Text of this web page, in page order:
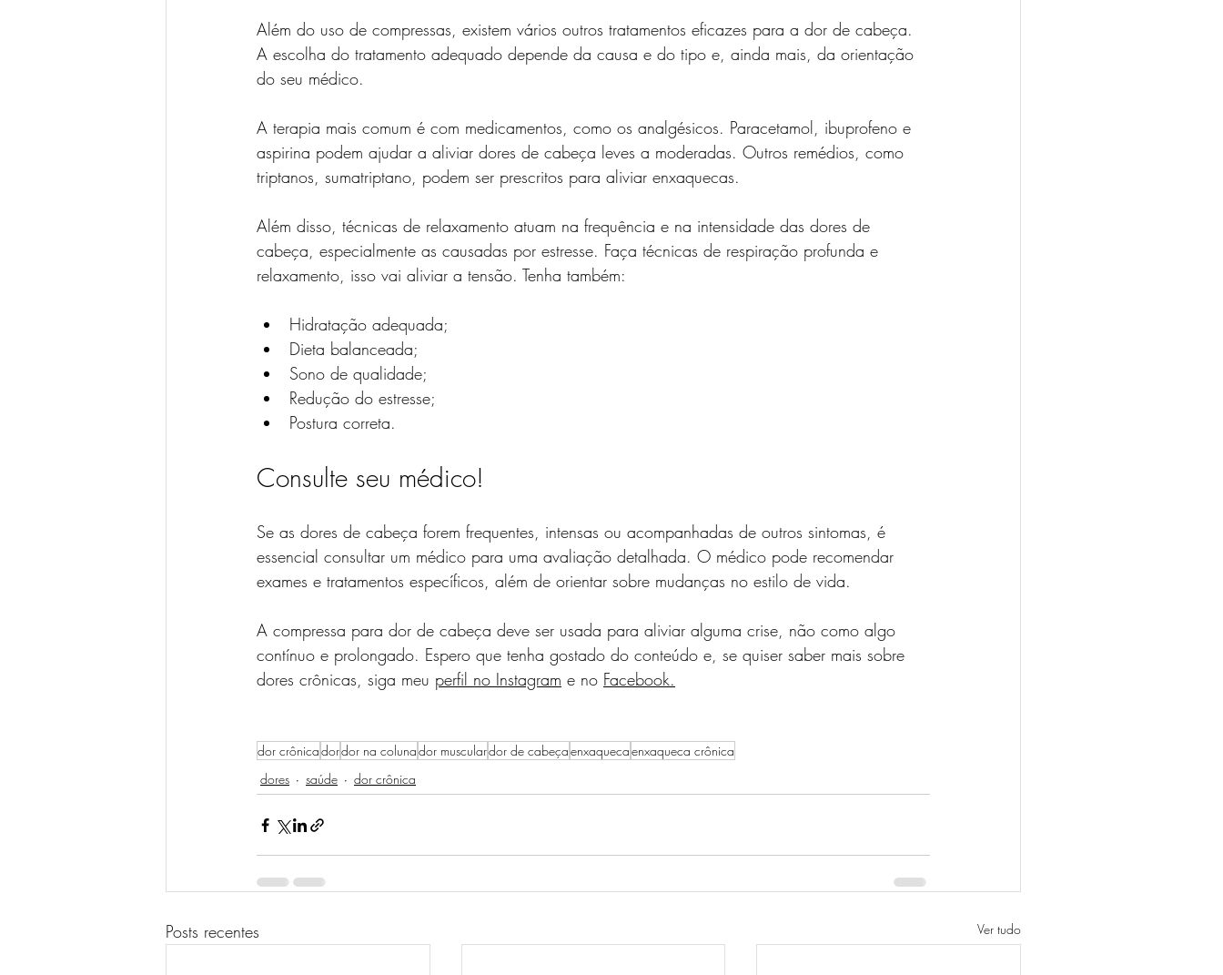
Além do uso de compressas, existem vários outros tratamentos eficazes para a dor de cabeça.
A escolha do tratamento adequado depende da causa e do tipo e, ainda mais, da orientação
do seu médico.
A terapia mais comum é com medicamentos, como os analgésicos. Paracetamol, ibuprofeno e
aspirina podem ajudar a aliviar dores de cabeça leves a moderadas. Outros remédios, como
triptanos, sumatriptano, podem ser prescritos para aliviar enxaquecas.
Além disso, técnicas de relaxamento atuam na frequência e na intensidade das dores de
cabeça, especialmente as causadas por estresse. Faça técnicas de respiração profunda e
relaxamento, isso vai aliviar a tensão. Tenha também:
Hidratação adequada;
Dieta balanceada;
Sono de qualidade;
Redução do estresse;
Postura correta.
Consulte seu médico!
Se as dores de cabeça forem frequentes, intensas ou acompanhadas de outros sintomas, é
essencial consultar um médico para uma avaliação detalhada. O médico pode recomendar
exames e tratamentos específicos, além de orientar sobre mudanças no estilo de vida.
A compressa para dor de cabeça deve ser usada para aliviar alguma crise, não como algo
contínuo e prolongado. Espero que tenha gostado do conteúdo e, se quiser saber mais sobre
dores crônicas, siga meu perfil no Instagram e no Facebook.
dor crônicadordor na colunador musculardor de cabeçaenxaquecaenxaqueca crônica
dores
saúde dor crônica
Posts recentes Ver tudo